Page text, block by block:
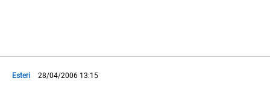
Esteri 28/04/2006 13:15